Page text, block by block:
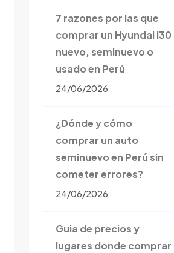
7 razones por las que
comprar un Hyundai I30
nuevo, seminuevo o
usado en Perú
24/06/2026
¿Dónde y cómo
comprar un auto
seminuevo en Perú sin
cometer errores?
24/06/2026
Guia de precios y
lugares donde comprar